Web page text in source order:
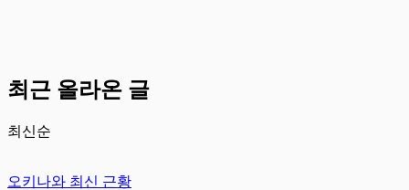
최근 올라온 글
최신순
오키나와 최신 근황